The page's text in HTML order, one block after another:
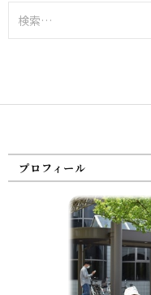
索:
プロフィール